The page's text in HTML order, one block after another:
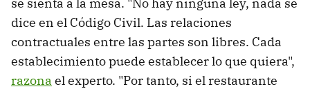
dice en el Código Civil. Las relaciones
contractuales entre las partes son libres. Cada
establecimiento puede establecer lo que quiera",
razona el experto. "Por tanto, si el restaurante